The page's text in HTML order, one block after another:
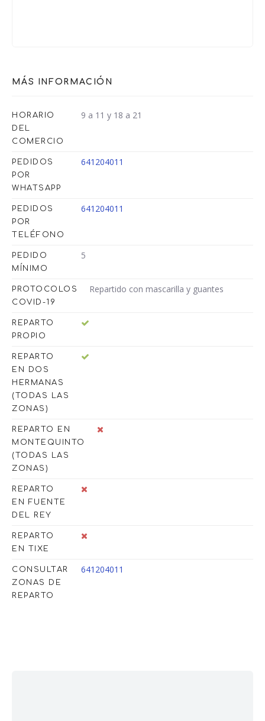
MÁS INFORMACIÓN
HORARIO
DEL
COMERCIO
9 a 11 y 18 a 21
PEDIDOS
POR
WHATSAPP
641204011
PEDIDOS
POR
TELÉFONO
641204011
PEDIDO
MÍNIMO
5
PROTOCOLOS
COVID-19
Repartido con mascarilla y guantes
REPARTO
PROPIO
REPARTO
EN DOS
HERMANAS
(TODAS LAS
ZONAS)
REPARTO EN
MONTEQUINTO
(TODAS LAS
ZONAS)
REPARTO
EN FUENTE
DEL REY
REPARTO
EN TIXE
CONSULTAR
ZONAS DE
REPARTO
641204011